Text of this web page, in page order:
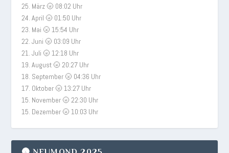
25. März 🌝 08:02 Uhr
24. April 🌝 01:50 Uhr
23. Mai 🌝 15:54 Uhr
22. Juni 🌝 03:09 Uhr
21. Juli 🌝 12:18 Uhr
19. August 🌝 20:27 Uhr
18. September 🌝 04:36 Uhr
17. Oktober 🌝 13:27 Uhr
15. November 🌝 22:30 Uhr
15. Dezember 🌝 10:03 Uhr